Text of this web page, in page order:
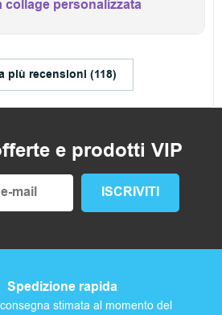
collage personalizzata
più recensioni (118)
e prodotti VIP
Spedizione rapida
stimata al momento del